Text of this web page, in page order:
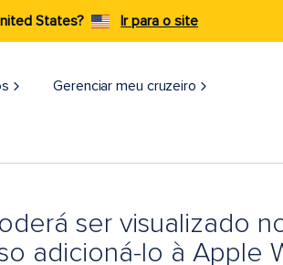
States? Ir para o site
Gerenciar meu cruzeiro
ser visualizado
adicioná-lo à Apple